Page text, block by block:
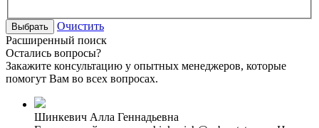
Очистить
Расширенный поиск
Остались вопросы?
Закажите консультацию у опытных менеджеров, которые
помогут Вам во всех вопросах.
Шинкевич Алла Геннадьевна